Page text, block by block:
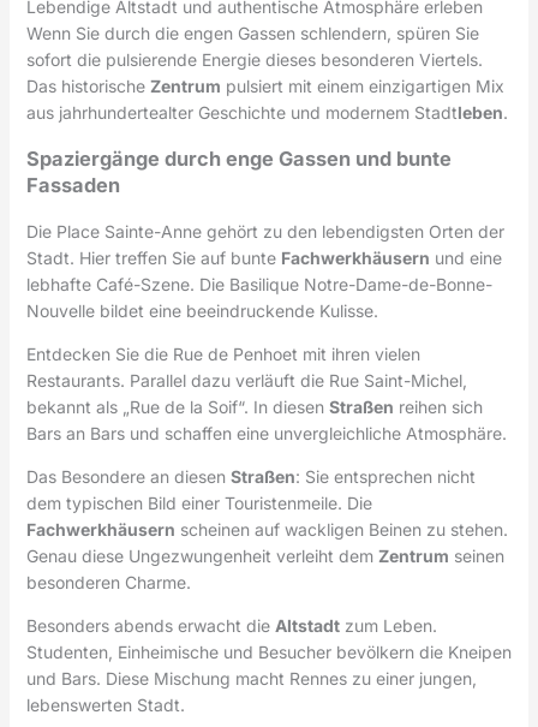
Lebendige Altstadt und authentische Atmosphäre erleben
Wenn Sie durch die engen Gassen schlendern, spüren Sie
sofort die pulsierende Energie dieses besonderen Viertels.
Das historische Zentrum pulsiert mit einem einzigartigen Mix
aus jahrhundertealter Geschichte und modernem Stadtleben.
Spaziergänge durch enge Gassen und bunte
Fassaden
Die Place Sainte-Anne gehört zu den lebendigsten Orten der
Stadt. Hier treffen Sie auf bunte Fachwerkhäusern und eine
lebhafte Café-Szene. Die Basilique Notre-Dame-de-Bonne-
Nouvelle bildet eine beeindruckende Kulisse.
Entdecken Sie die Rue de Penhoet mit ihren vielen
Restaurants. Parallel dazu verläuft die Rue Saint-Michel,
bekannt als „Rue de la Soif“. In diesen Straßen reihen sich
Bars an Bars und schaffen eine unvergleichliche Atmosphäre.
Das Besondere an diesen Straßen: Sie entsprechen nicht
dem typischen Bild einer Touristenmeile. Die
Fachwerkhäusern scheinen auf wackligen Beinen zu stehen.
Genau diese Ungezwungenheit verleiht dem Zentrum seinen
besonderen Charme.
Besonders abends erwacht die Altstadtzum Leben.
Studenten, Einheimische und Besucher bevölkern die Kneipen
und Bars. Diese Mischung macht Rennes zu einer jungen,
lebenswerten Stadt.